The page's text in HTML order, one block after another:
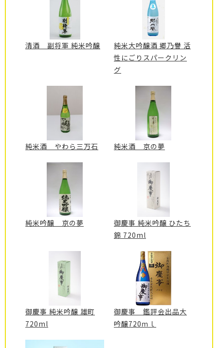
清酒 副将軍 純米吟醸
純米大吟醸酒 郷乃譽 活
性にごりスパークリン
グ
純米酒 やわら三万石 純米酒 京の夢
純米吟醸 京の夢
御慶事 純米吟醸 ひたち
錦 720ml
御慶事 純米吟醸 雄町
720ml
御慶事 鑑評会出品大
吟醸720ｍｌ